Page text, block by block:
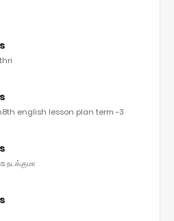
english lesson plan term -3